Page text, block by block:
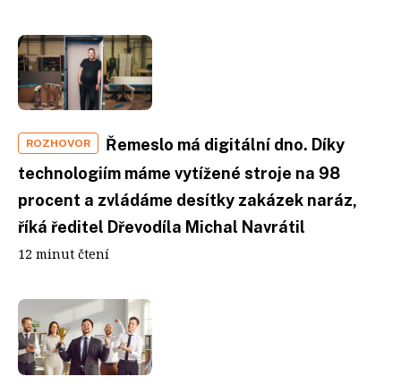
ROZHOVOR
Řemeslo má digitální dno. Díky
technologiím máme vytížené stroje na 98
procent a zvládáme desítky zakázek naráz,
říká ředitel Dřevodíla Michal Navrátil
12 minut čtení